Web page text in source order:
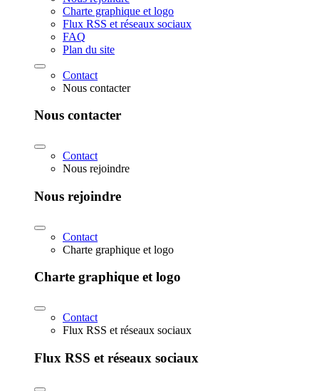
Charte graphique et logo
Flux RSS et réseaux sociaux
FAQ
Plan du site
Contact
Nous contacter
Nous contacter
Contact
Nous rejoindre
Nous rejoindre
Contact
Charte graphique et logo
Charte graphique et logo
Contact
Flux RSS et réseaux sociaux
Flux RSS et réseaux sociaux